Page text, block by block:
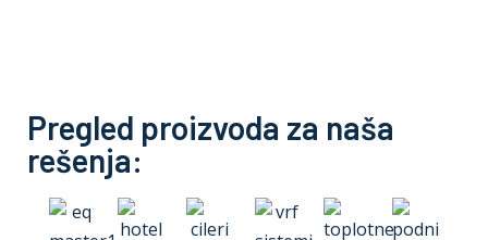
Pregled proizvoda za naša
rešenja: